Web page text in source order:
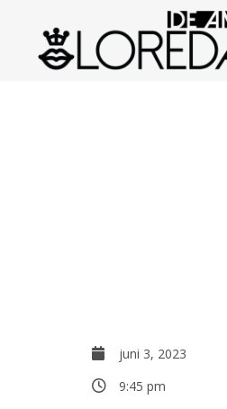
juni 3, 2023
9:45 pm